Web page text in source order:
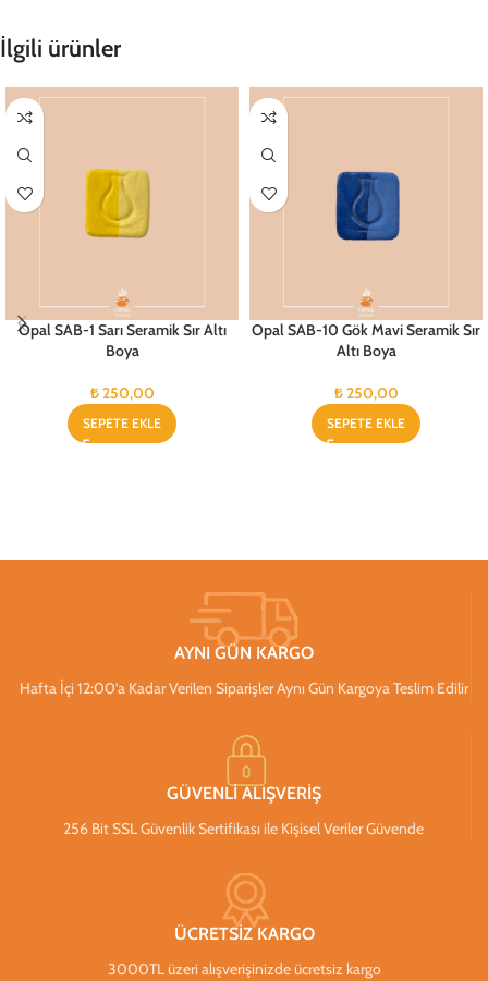
İlgili ürünler
Opal SAB-1 Sarı Seramik Sır Altı
Boya
₺250,00
SEPETE EKLE
Opal SAB-10 Gök Mavi Seramik Sır
Altı Boya
₺250,00
SEPETE EKLE
AYNI GÜN KARGO
Hafta İçi 12:00’a Kadar Verilen Siparişler Aynı Gün Kargoya Teslim Edilir
GÜVENLİ ALIŞVERİŞ
256 Bit SSL Güvenlik Sertifikası ile Kişisel Veriler Güvende
ÜCRETSİZ KARGO
3000TL üzeri alışverişinizde ücretsiz kargo